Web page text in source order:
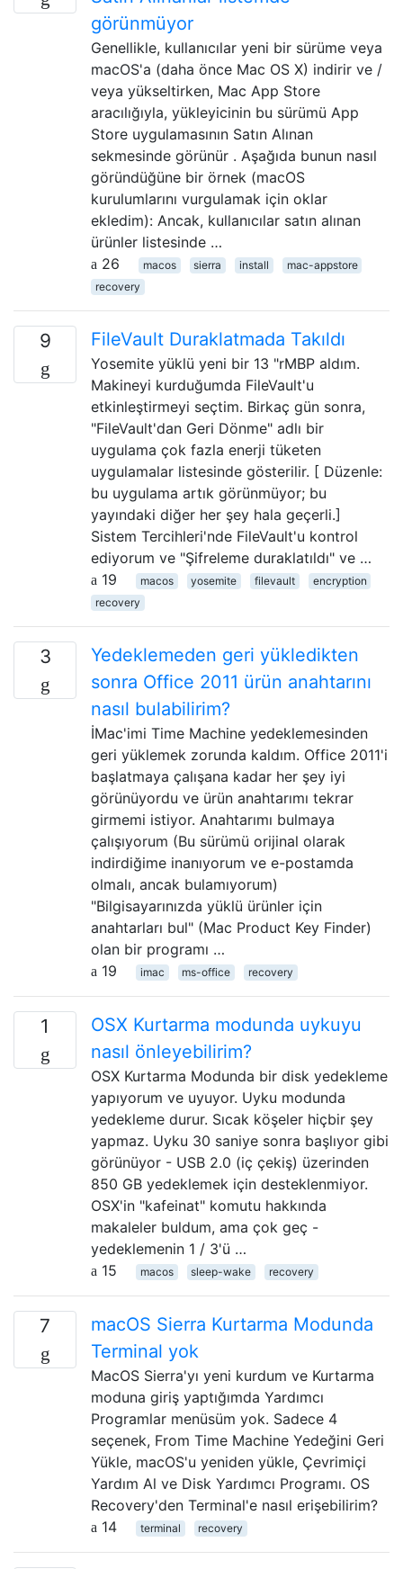
görünmüyor
Genellikle, kullanıcılar yeni bir sürüme veya
macOS'a (daha önce Mac OS X) indirir ve /
veya yükseltirken, Mac App Store
aracılığıyla, yükleyicinin bu sürümü App
Store uygulamasının Satın Alınan
sekmesinde görünür . Aşağıda bunun nasıl
göründüğüne bir örnek (macOS
kurulumlarını vurgulamak için oklar
ekledim): Ancak, kullanıcılar satın alınan
ürünler listesinde …
26
macos sierra install
mac-appstore
recovery
9 FileVault Duraklatmada Takıldı
Yosemite yüklü yeni bir 13 "rMBP aldım.
Makineyi kurduğumda FileVault'u
etkinleştirmeyi seçtim. Birkaç gün sonra,
"FileVault'dan Geri Dönme" adlı bir
uygulama çok fazla enerji tüketen
uygulamalar listesinde gösterilir. [ Düzenle:
bu uygulama artık görünmüyor; bu
yayındaki diğer her şey hala geçerli.]
Sistem Tercihleri'nde FileVault'u kontrol
ediyorum ve "Şifreleme duraklatıldı" ve …
19
macos yosemite filevault
encryption
recovery
3
Yedeklemeden geri yükledikten
sonra Office 2011 ürün anahtarını
nasıl bulabilirim?
İMac'imi Time Machine yedeklemesinden
geri yüklemek zorunda kaldım. Office 2011'i
başlatmaya çalışana kadar her şey iyi
görünüyordu ve ürün anahtarımı tekrar
girmemi istiyor. Anahtarımı bulmaya
çalışıyorum (Bu sürümü orijinal olarak
indirdiğime inanıyorum ve e-postamda
olmalı, ancak bulamıyorum)
"Bilgisayarınızda yüklü ürünler için
anahtarları bul" (Mac Product Key Finder)
olan bir programı …
19
imac ms-office recovery
1
OSX Kurtarma modunda uykuyu
nasıl önleyebilirim?
OSX Kurtarma Modunda bir disk yedekleme
yapıyorum ve uyuyor. Uyku modunda
yedekleme durur. Sıcak köşeler hiçbir şey
yapmaz. Uyku 30 saniye sonra başlıyor gibi
görünüyor - USB 2.0 (iç çekiş) üzerinden
850 GB yedeklemek için desteklenmiyor.
OSX'in "kafeinat" komutu hakkında
makaleler buldum, ama çok geç -
yedeklemenin 1 / 3'ü …
15
macos sleep-wake recovery
7
macOS Sierra Kurtarma Modunda
Terminal yok
MacOS Sierra'yı yeni kurdum ve Kurtarma
moduna giriş yaptığımda Yardımcı
Programlar menüsüm yok. Sadece 4
seçenek, From Time Machine Yedeğini Geri
Yükle, macOS'u yeniden yükle, Çevrimiçi
Yardım Al ve Disk Yardımcı Programı. OS
Recovery'den Terminal'e nasıl erişebilirim?
14
terminal recovery